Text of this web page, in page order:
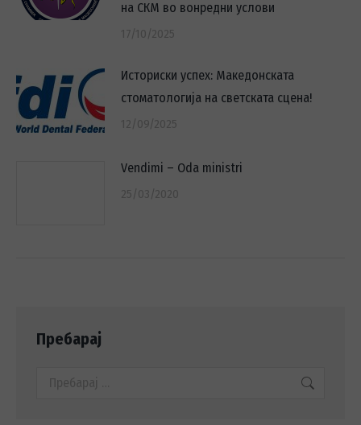
на СКМ во вонредни услови
17/10/2025
Историски успех: Македонската
стоматологија на светската сцена!
12/09/2025
Vendimi – Oda ministri
25/03/2020
Пребарај